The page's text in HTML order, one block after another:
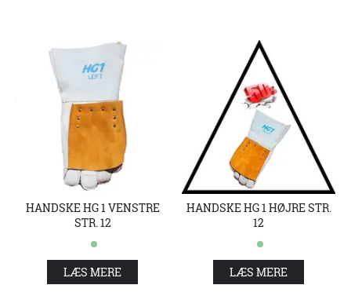
HANDSKE HG 1 VENSTRE
STR. 12
LÆS MERE
HANDSKE HG 1 HØJRE STR.
12
LÆS MERE